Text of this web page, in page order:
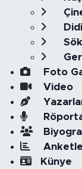
Foto
Video
Künye